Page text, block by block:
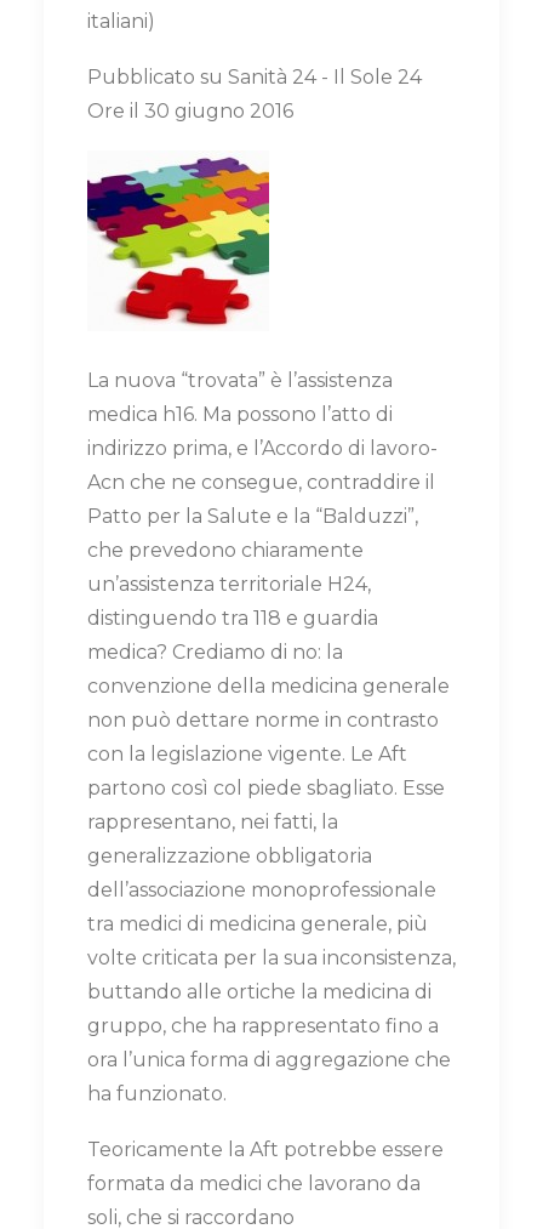
italiani)
Pubblicato su Sanità 24 - Il Sole 24
Ore il 30 giugno 2016
La nuova “trovata” è l’assistenza
medica h16. Ma possono l’atto di
indirizzo prima, e l’Accordo di lavoro-
Acn che ne consegue, contraddire il
Patto per la Salute e la “Balduzzi”,
che prevedono chiaramente
un’assistenza territoriale H24,
distinguendo tra 118 e guardia
medica? Crediamo di no: la
convenzione della medicina generale
non può dettare norme in contrasto
con la legislazione vigente. Le Aft
partono così col piede sbagliato. Esse
rappresentano, nei fatti, la
generalizzazione obbligatoria
dell’associazione monoprofessionale
tra medici di medicina generale, più
volte criticata per la sua inconsistenza,
buttando alle ortiche la medicina di
gruppo, che ha rappresentato fino a
ora l’unica forma di aggregazione che
ha funzionato.
Teoricamente la Aft potrebbe essere
formata da medici che lavorano da
soli, che si raccordano